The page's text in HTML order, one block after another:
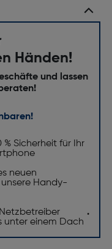
Händen!
und lassen
% Sicherheit für Ihr
neuen
Handy-
unter einem Dach
.